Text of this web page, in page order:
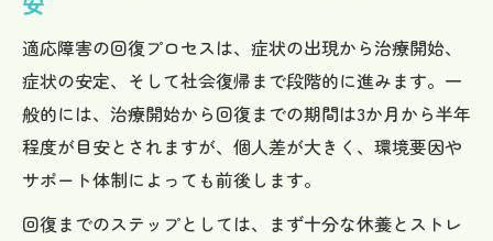
適応障害の回復プロセスは、症状の出現から治療開始、
症状の安定、そして社会復帰まで段階的に進みます。一
般的には、治療開始から回復までの期間は3か月から半年
程度が目安とされますが、個人差が大きく、環境要因や
サポート体制によっても前後します。
回復までのステップとしては、まず十分な休養とストレ